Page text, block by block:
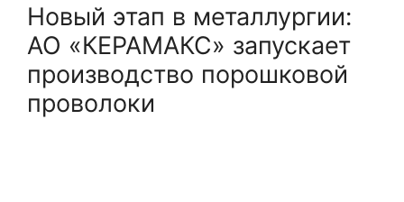
Новый этап в металлургии:
АО «КЕРАМАКС» запускает
производство порошковой
проволоки